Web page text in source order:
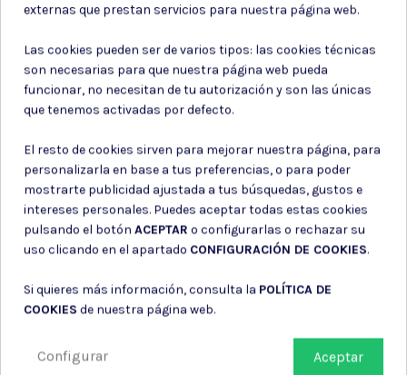
información de contacto en el aviso legal.
Consiento el uso de mis datos para los fines indicados en la
Política de privacidad
Consiento el uso de mis datos personales para recibir publicidad
de su entidad.
externas que prestan servicios para nuestra página web.
Las cookies pueden ser de varios tipos: las cookies técnicas
son necesarias para que nuestra página web pueda
funcionar, no necesitan de tu autorización y son las únicas
que tenemos activadas por defecto.
El resto de cookies sirven para mejorar nuestra página, para
personalizarla en base a tus preferencias, o para poder
mostrarte publicidad ajustada a tus búsquedas, gustos e
intereses personales. Puedes aceptar todas estas cookies
pulsando el botón ACEPTAR o configurarlas o rechazar su
uso clicando en el apartado CONFIGURACIÓN DE COOKIES.
Si quieres más información, consulta la POLÍTICA DE
COOKIES de nuestra página web.
Aceptar
Configurar